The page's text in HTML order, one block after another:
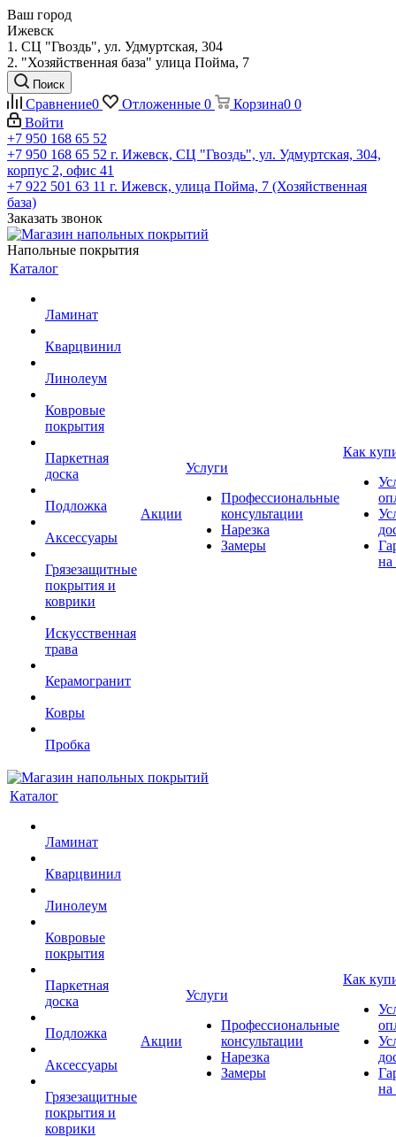
Ваш город
Ижевск
1. СЦ "Гвоздь", ул. Удмуртская, 304
2. "Хозяйственная база" улица Пойма, 7
Поиск
Сравнение0 Отложенные 0 Корзина0 0
Войти
+7 950 168 65 52
+7 950 168 65 52 г. Ижевск, СЦ "Гвоздь", ул. Удмуртская, 304,
корпус 2, офис 41
+7 922 501 63 11 г. Ижевск, улица Пойма, 7 (Хозяйственная
база)
Заказать звонок
Напольные покрытия
Каталог
Ламинат
Кварцвинил
Линолеум
Ковровые
покрытия
Паркетная
доска
Подложка
Аксессуары
Грязезащитные
покрытия и
коврики
Искусственная
трава
Керамогранит
Ковры
Пробка
Акции
Услуги
Профессиональные
консультации
Нарезка
Замеры
Как
на
Каталог
Ламинат
Кварцвинил
Линолеум
Ковровые
покрытия
Паркетная
доска
Подложка
Аксессуары
Грязезащитные
покрытия и
коврики
Акции
Услуги
Профессиональные
консультации
Нарезка
Замеры
Как
на